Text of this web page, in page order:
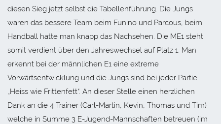
diesen Sieg jetzt selbst die Tabellenführung. Die Jungs
waren das bessere Team beim Funino und Parcous, beim
Handball hatte man knapp das Nachsehen. Die ME1 steht
somit verdient über den Jahreswechsel auf Platz 1. Man
erkennt bei der männlichen E1 eine extreme
Vorwärtsentwicklung und die Jungs sind bei jeder Partie
„Heiss wie Frittenfett“. An dieser Stelle einen herzlichen
Dank an die 4 Trainer (Carl-Martin, Kevin, Thomas und Tim)
welche in Summe 3 E-Jugend-Mannschaften betreuen (im